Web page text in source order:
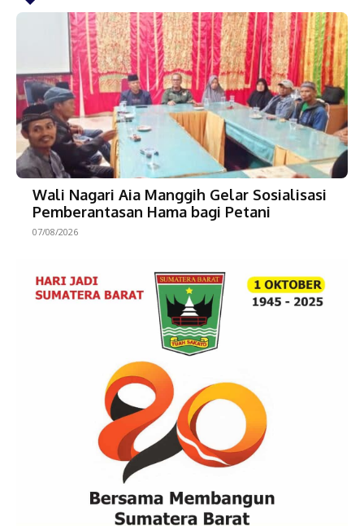
Wali Nagari Aia Manggih Gelar Sosialisasi
Pemberantasan Hama bagi Petani
07/08/2026